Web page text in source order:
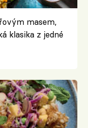
masem,
klasika z jedné